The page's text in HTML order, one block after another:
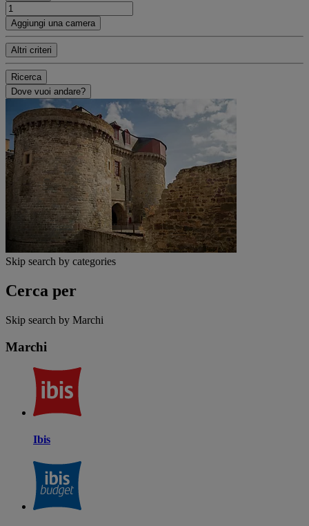
Aggiungi una camera
Altri criteri
Ricerca
Dove vuoi andare?
Skip search by categories
Cerca per
Skip search by Marchi
Marchi
Ibis